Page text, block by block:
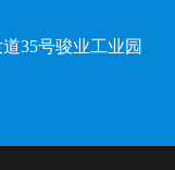
35号骏业工业园